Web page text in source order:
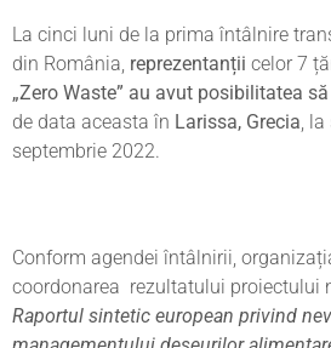
La cinci luni de la prima întâlnire
din România, reprezentanții celor 7
„Zero Waste” au avut posibilitatea
de data aceasta în Larissa, Grecia,
septembrie 2022.
Conform agendei întâlnirii,
coordonarea rezultatului proiectului
Raportul sintetic european privind